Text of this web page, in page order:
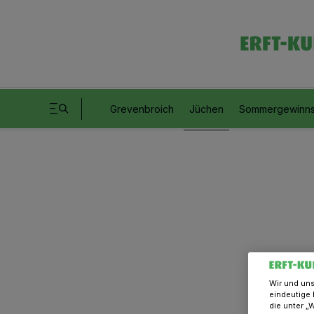
Grevenbroich Jüchen
Wir und
eindeutige
die unter